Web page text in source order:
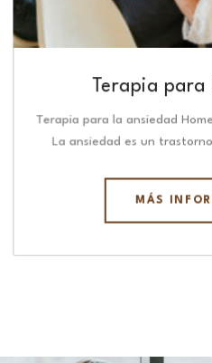
Terapia
Terapia para la ansiedad
La ansiedad es un
MÁS